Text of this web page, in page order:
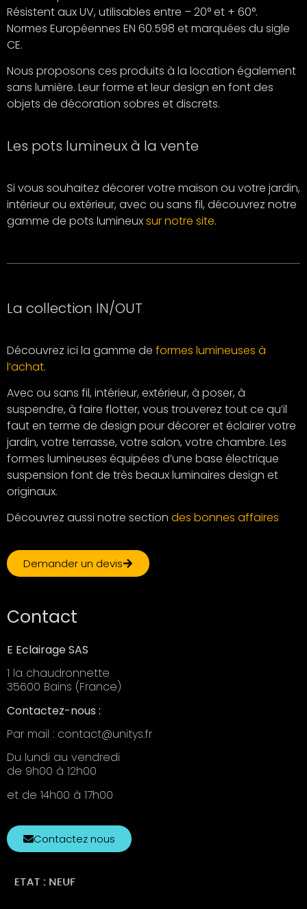
Résistent aux UV, utilisables entre – 20° et + 60°.
Normes Européennes EN 60.598 et marquées du sigle
CE.
Nous proposons ces produits à la location également
sans lumière. Leur forme et leur design en font des
objets de décoration sobres et discrets.
Les pots lumineux à la vente
Si vous souhaitez décorer votre maison ou votre jardin,
intérieur ou extérieur, avec ou sans fil, découvrez notre
gamme de pots lumineuxsur notre site.
La collection IN/OUT
Découvrez ici la gamme de formes lumineuses à
l’achat.
Avec ou sans fil, intérieur, extérieur, à poser, à
suspendre, à faire flotter, vous trouverez tout ce qu’il
faut en terme de design pour décorer et éclairer votre
jardin, votre terrasse, votre salon, votre chambre. Les
formes lumineuses équipées d’une base électrique
suspension font de très beaux luminaires design et
originaux.
Découvrez aussi notre section des bonnes affaires
Demander un devis
Contact
E Eclairage SAS
1 la chaudronnette
35600 Bains (France)
Contactez-nous :
Par mail : contact@unitys.fr
Du lundi au vendredi
de 9h00 à 12h00
et de 14h00 à 17h00
Contactez nous